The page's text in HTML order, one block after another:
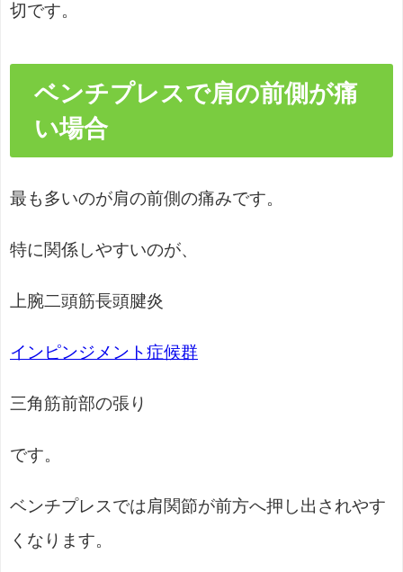
切です。
ベンチプレスで肩の前側が痛
い場合
最も多いのが肩の前側の痛みです。
特に関係しやすいのが、
上腕二頭筋長頭腱炎
インピンジメント症候群
三角筋前部の張り
です。
ベンチプレスでは肩関節が前方へ押し出されやす
くなります。